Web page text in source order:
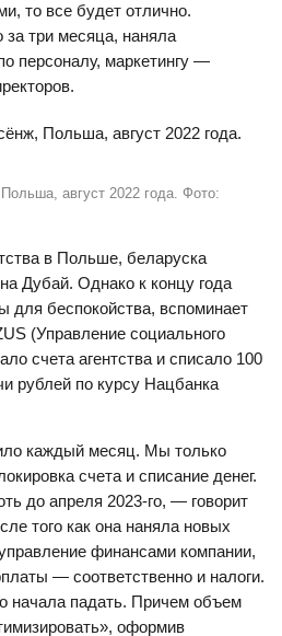
то все будет отлично.
три месяца, наняла
персоналу, маркетингу —
август 2022 года. Фото:
в Польше, беларуска
Дубай. Однако к концу года
для беспокойства, вспоминает
(Управление социального
счета агентства и списало 100
рублей по курсу Нацбанка
каждый месяц. Мы только
счета и списание денег.
до апреля 2023-го, — говорит
того как она наняла новых
финансами компании,
— соответственно и налоги.
начала падать. Причем объем
оформив